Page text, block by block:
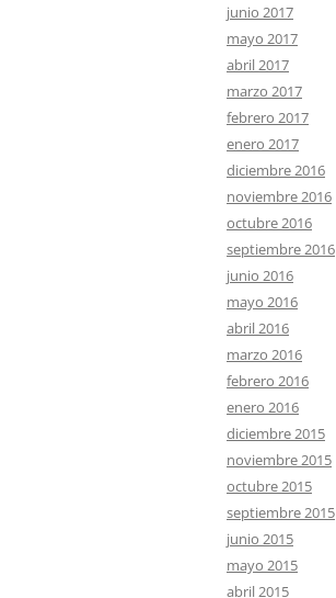
junio 2017
mayo 2017
abril 2017
marzo 2017
febrero 2017
enero 2017
diciembre 2016
noviembre 2016
octubre 2016
septiembre 2016
junio 2016
mayo 2016
abril 2016
marzo 2016
febrero 2016
enero 2016
diciembre 2015
noviembre 2015
octubre 2015
septiembre 2015
junio 2015
mayo 2015
abril 2015